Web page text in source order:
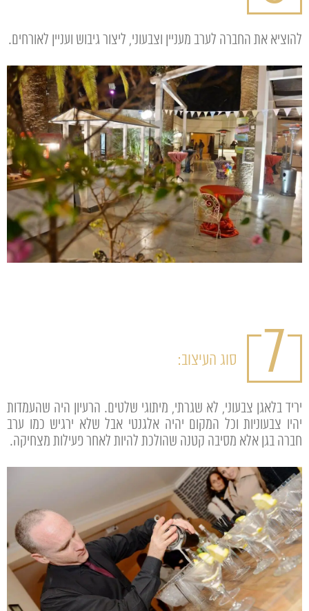
להוציא את החברה לערב מעניין וצבעוני, ליצור גיבוש ועניין לאורחים.
7 סוג העיצוב:
יריד בלאגן צבעוני, לא שגרתי, מיתוגי שלטים. הרעיון היה שהעמדות
יהיו צבעוניות וכל המקום יהיה אלגנטי אבל שלא ירגיש כמו ערב
חברה בגן אלא מסיבה קטנה שהולכת להיות לאחר פעילות מצחיקה.